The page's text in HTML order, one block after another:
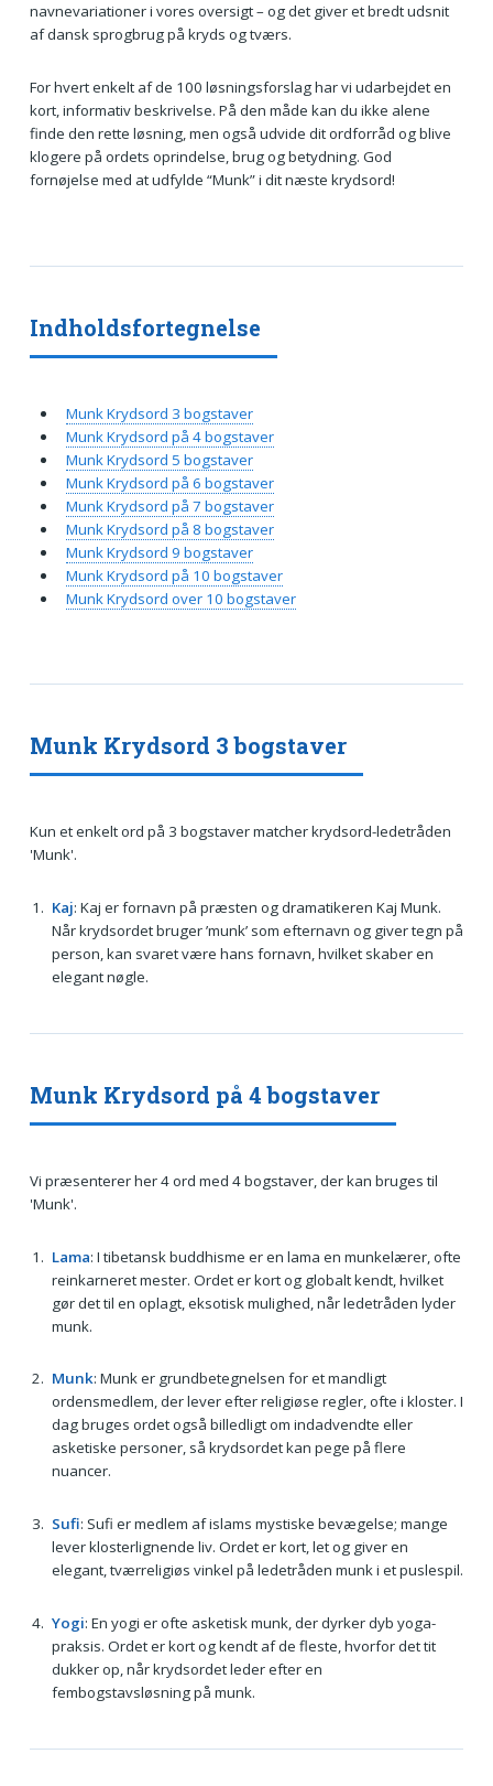
navnevariationer i vores oversigt – og det giver et bredt udsnit
af dansk sprogbrug på kryds og tværs.
For hvert enkelt af de 100 løsningsforslag har vi udarbejdet en
kort, informativ beskrivelse. På den måde kan du ikke alene
finde den rette løsning, men også udvide dit ordforråd og blive
klogere på ordets oprindelse, brug og betydning. God
fornøjelse med at udfylde “Munk” i dit næste krydsord!
Munk Krydsord 3 bogstaver
Kun et enkelt ord på 3 bogstaver matcher krydsord-ledetråden
'Munk'.
Kaj: Kaj er fornavn på præsten og dramatikeren Kaj Munk.
Når krydsordet bruger ’munk’ som efternavn og giver tegn på
person, kan svaret være hans fornavn, hvilket skaber en
elegant nøgle.
Munk Krydsord på 4 bogstaver
Vi præsenterer her 4 ord med 4 bogstaver, der kan bruges til
'Munk'.
Lama: I tibetansk buddhisme er en lama en munkelærer, ofte
reinkarneret mester. Ordet er kort og globalt kendt, hvilket
gør det til en oplagt, eksotisk mulighed, når ledetråden lyder
munk.
Munk: Munk er grundbetegnelsen for et mandligt
ordensmedlem, der lever efter religiøse regler, ofte i kloster. I
dag bruges ordet også billedligt om indadvendte eller
asketiske personer, så krydsordet kan pege på flere
nuancer.
Sufi: Sufi er medlem af islams mystiske bevægelse; mange
lever klosterlignende liv. Ordet er kort, let og giver en
elegant, tværreligiøs vinkel på ledetråden munk i et puslespil.
Yogi: En yogi er ofte asketisk munk, der dyrker dyb yoga-
praksis. Ordet er kort og kendt af de fleste, hvorfor det tit
dukker op, når krydsordet leder efter en
fembogstavsløsning på munk.
Indholdsfortegnelse
Munk Krydsord 3 bogstaver
Munk Krydsord på 4 bogstaver
Munk Krydsord 5 bogstaver
Munk Krydsord på 6 bogstaver
Munk Krydsord på 7 bogstaver
Munk Krydsord på 8 bogstaver
Munk Krydsord 9 bogstaver
Munk Krydsord på 10 bogstaver
Munk Krydsord over 10 bogstaver